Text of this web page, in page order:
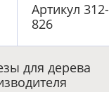
Артикул312-
826
для дерева